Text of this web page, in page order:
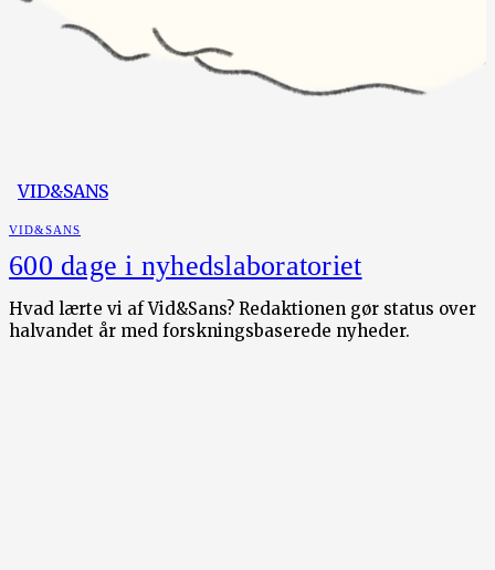
VID&SANS
VID&SANS
600 dage i nyhedslaboratoriet
Hvad lærte vi af Vid&Sans? Redaktionen gør status over
halvandet år med forskningsbaserede nyheder.